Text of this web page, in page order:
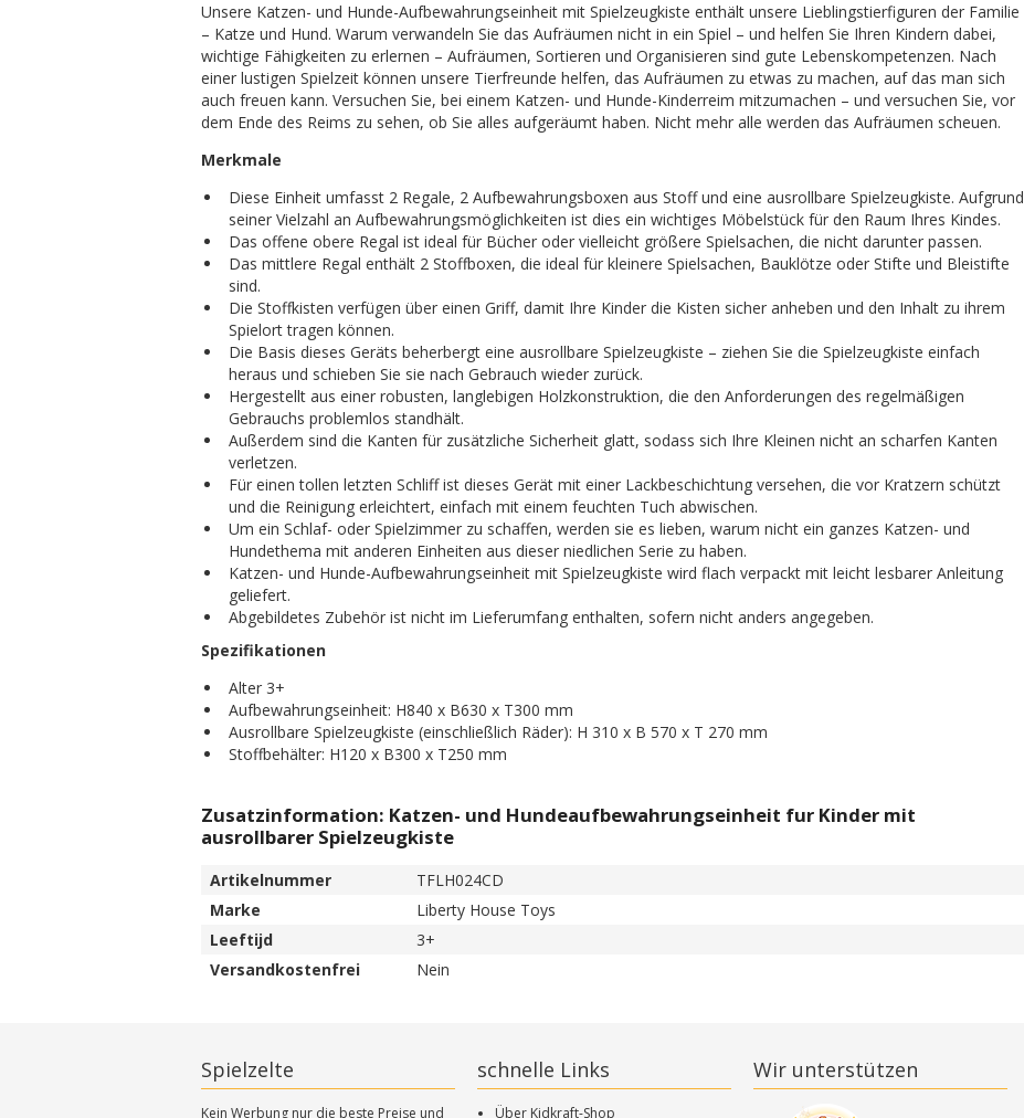
Unsere Katzen- und Hunde-Aufbewahrungseinheit mit Spielzeugkiste enthält unsere Lieblingstierfiguren der Familie
– Katze und Hund. Warum verwandeln Sie das Aufräumen nicht in ein Spiel – und helfen Sie Ihren Kindern dabei,
wichtige Fähigkeiten zu erlernen – Aufräumen, Sortieren und Organisieren sind gute Lebenskompetenzen. Nach
einer lustigen Spielzeit können unsere Tierfreunde helfen, das Aufräumen zu etwas zu machen, auf das man sich
auch freuen kann. Versuchen Sie, bei einem Katzen- und Hunde-Kinderreim mitzumachen – und versuchen Sie, vor
dem Ende des Reims zu sehen, ob Sie alles aufgeräumt haben. Nicht mehr alle werden das Aufräumen scheuen.
Merkmale
Diese Einheit umfasst 2 Regale, 2 Aufbewahrungsboxen aus Stoff und eine ausrollbare Spielzeugkiste. Aufgrund
seiner Vielzahl an Aufbewahrungsmöglichkeiten ist dies ein wichtiges Möbelstück für den Raum Ihres Kindes.
Das offene obere Regal ist ideal für Bücher oder vielleicht größere Spielsachen, die nicht darunter passen.
Das mittlere Regal enthält 2 Stoffboxen, die ideal für kleinere Spielsachen, Bauklötze oder Stifte und Bleistifte
sind.
Die Stoffkisten verfügen über einen Griff, damit Ihre Kinder die Kisten sicher anheben und den Inhalt zu ihrem
Spielort tragen können.
Die Basis dieses Geräts beherbergt eine ausrollbare Spielzeugkiste – ziehen Sie die Spielzeugkiste einfach
heraus und schieben Sie sie nach Gebrauch wieder zurück.
Hergestellt aus einer robusten, langlebigen Holzkonstruktion, die den Anforderungen des regelmäßigen
Gebrauchs problemlos standhält.
Außerdem sind die Kanten für zusätzliche Sicherheit glatt, sodass sich Ihre Kleinen nicht an scharfen Kanten
verletzen.
Für einen tollen letzten Schliff ist dieses Gerät mit einer Lackbeschichtung versehen, die vor Kratzern schützt
und die Reinigung erleichtert, einfach mit einem feuchten Tuch abwischen.
Um ein Schlaf- oder Spielzimmer zu schaffen, werden sie es lieben, warum nicht ein ganzes Katzen- und
Hundethema mit anderen Einheiten aus dieser niedlichen Serie zu haben.
Katzen- und Hunde-Aufbewahrungseinheit mit Spielzeugkiste wird flach verpackt mit leicht lesbarer Anleitung
geliefert.
Abgebildetes Zubehör ist nicht im Lieferumfang enthalten, sofern nicht anders angegeben.
Spezifikationen
Alter 3+
Aufbewahrungseinheit: H840 x B630 x T300 mm
Ausrollbare Spielzeugkiste (einschließlich Räder): H 310 x B 570 x T 270 mm
Stoffbehälter: H120 x B300 x T250 mm
Zusatzinformation: Katzen- und Hundeaufbewahrungseinheit fur Kinder mit
ausrollbarer Spielzeugkiste
Artikelnummer
TFLH024CD
Marke
Liberty House Toys
Leeftijd
3+
Versandkostenfrei
Nein
Spielzelte
Kein Werbung nur die beste Preise und
schnelle Links
Über Kidkraft-Shop
Wir unterstützen